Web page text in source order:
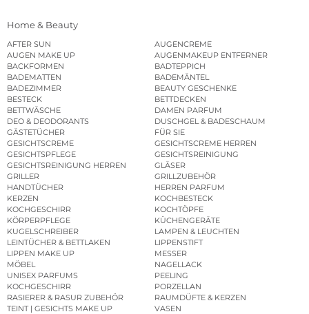
Home & Beauty
AFTER SUN
AUGENCREME
AUGEN MAKE UP
AUGENMAKEUP ENTFERNER
BACKFORMEN
BADTEPPICH
BADEMATTEN
BADEMÄNTEL
BADEZIMMER
BEAUTY GESCHENKE
BESTECK
BETTDECKEN
BETTWÄSCHE
DAMEN PARFUM
DEO & DEODORANTS
DUSCHGEL & BADESCHAUM
GÄSTETÜCHER
FÜR SIE
GESICHTSCREME
GESICHTSCREME HERREN
GESICHTSPFLEGE
GESICHTSREINIGUNG
GESICHTSREINIGUNG HERREN
GLÄSER
GRILLER
GRILLZUBEHÖR
HANDTÜCHER
HERREN PARFUM
KERZEN
KOCHBESTECK
KOCHGESCHIRR
KOCHTÖPFE
KÖRPERPFLEGE
KÜCHENGERÄTE
KUGELSCHREIBER
LAMPEN & LEUCHTEN
LEINTÜCHER & BETTLAKEN
LIPPENSTIFT
LIPPEN MAKE UP
MESSER
MÖBEL
NAGELLACK
UNISEX PARFUMS
PEELING
KOCHGESCHIRR
PORZELLAN
RASIERER & RASUR ZUBEHÖR
RAUMDÜFTE & KERZEN
TEINT | GESICHTS MAKE UP
VASEN